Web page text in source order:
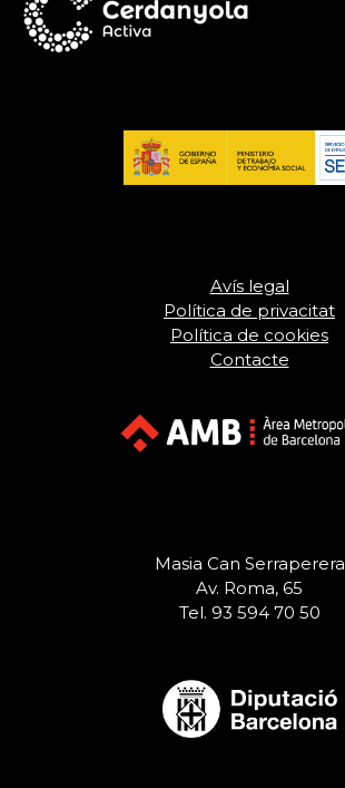
Avís legal
Política de privacitat
Política de cookies
Contacte
Masia Can Serraperera
Av. Roma, 65
Tel. 93 594 70 50